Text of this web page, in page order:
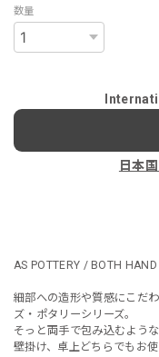
数量
日本
AS POTTERY / BOTH HAND
細部への造形や質感にこだ
ズ・ポタリーシリーズ。
そっと両手で包み込むよう
壁掛け、卓上どちらでもお使